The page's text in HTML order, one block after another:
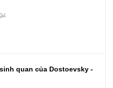
quan của Dostoevsky -